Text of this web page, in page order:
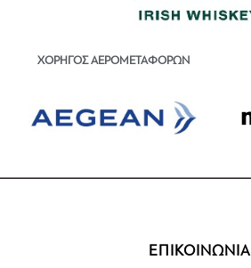
ΧΟΡΗΓΟΣ ΑΕΡΟΜΕΤΑΦΟΡΩΝ
ΕΠΙΚΟΙΝΩΝΙΑ